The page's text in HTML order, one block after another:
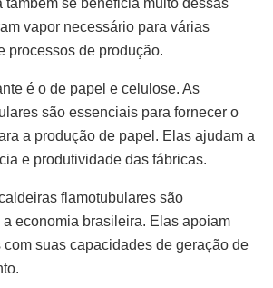
também se beneficia muito dessas
vapor necessário para várias
processos de produção.
é o de papel e celulose. As
são essenciais para fornecer o
a produção de papel. Elas ajudam a
e produtividade das fábricas.
flamotubulares são
economia brasileira. Elas apoiam
suas capacidades de geração de